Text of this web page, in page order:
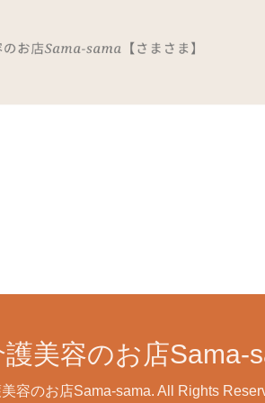
美容のお店Sama-
容のお店Sama-sama. All Rights